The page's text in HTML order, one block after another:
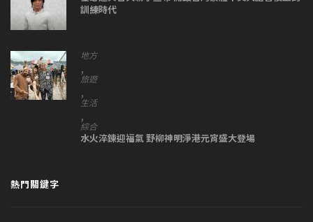
訓練時代
地方
,
旅遊
,
生活
,
綜合
水火淬鍊迎福氣 野柳神明淨港元宵盛大登場
熱門關鍵字